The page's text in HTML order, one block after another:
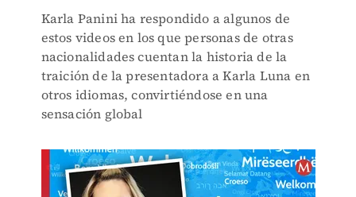
Karla Panini ha respondido a algunos de
estos videos en los que personas de otras
nacionalidades cuentan la historia de la
traición de la presentadora a Karla Luna en
otros idiomas, convirtiéndose en una
sensación global